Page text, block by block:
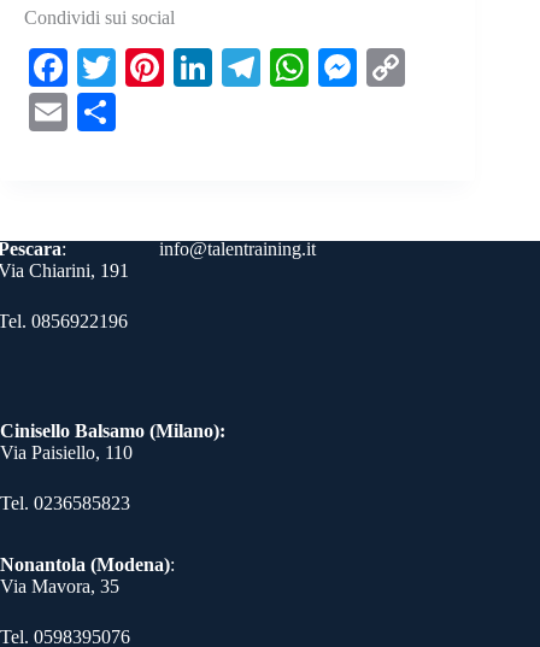
Condividi sui social
Fa
ce
bo
T
Pi
Li
Te W
M
E
di
info@talentraining.it
:
Chiarini, 191
0856922196
Cinisello Balsamo (Milano):
Via Paisiello, 110
Tel. 0236585823​
Nonantola (Modena):
Via Mavora, 35
Tel. 0598395076​